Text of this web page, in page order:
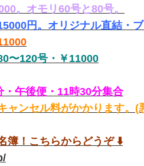
。オモリ60号と80号。
円。オリジナル直結・ブ
〜120号・￥11000
・午後便・11時30分集合
ンセル料がかかります。(
簿！こちらからどうぞ ⬇️